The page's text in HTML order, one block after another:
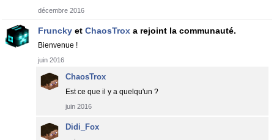
décembre 2016
Fruncky et ChaosTrox a rejoint la communauté.
Bienvenue !
juin 2016
ChaosTrox
Est ce que il y a quelqu'un ?
juin 2016
Didi_Fox